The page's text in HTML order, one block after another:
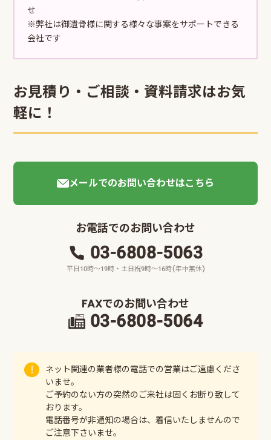
せ
※弊社は御遺骨様に関する様々な事案をサポートできる
会社です
お見積り・ご相談・資料請求はお気
軽に！
メールでのお問い合わせはこちら
お電話でのお問い合わせ
03-6808-5063
平日10時～19時・土日祝9時～16時(年中無休)
FAXでのお問い合わせ
03-6808-5064
ネット関連の業者様の電話での営業はご遠慮くださ
いませ。
ご予約のない方の突然のご来社は固くお断り致して
おります。
電話番号が非通知の場合は、着信いたしませんので
ご注意下さいませ。